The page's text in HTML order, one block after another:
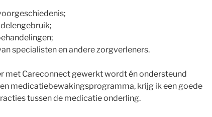
specialisten en andere zorgverleners.
met Careconnect gewerkt wordt én ondersteund
medicatiebewakingsprogramma, krijg ik een goede
tussen de medicatie onderling.